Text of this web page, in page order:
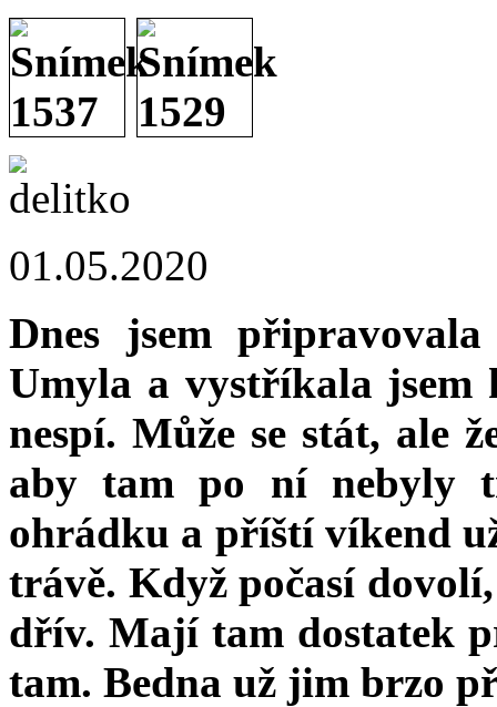
01.05.2020
Dnes jsem
Umyla a vystříkala jsem
nespí. Může se stát, ale
aby tam po ní nebyly
ohrádku a příští víkend
trávě. Když počasí
dřív. Mají tam dostatek
tam. Bedna už jim brzo